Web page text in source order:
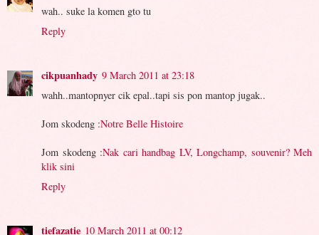
wah.. suke la komen gto tu
Reply
cikpuanhady 9 March 2011 at 23:18
wahh..mantopnyer cik epal..tapi sis pon mantop jugak..
Jom skodeng :Notre Belle Histoire
Jom skodeng :Nak cari handbag LV, Longchamp, souvenir? Meh
klik sini
Reply
tiefazatie 10 March 2011 at 00:12